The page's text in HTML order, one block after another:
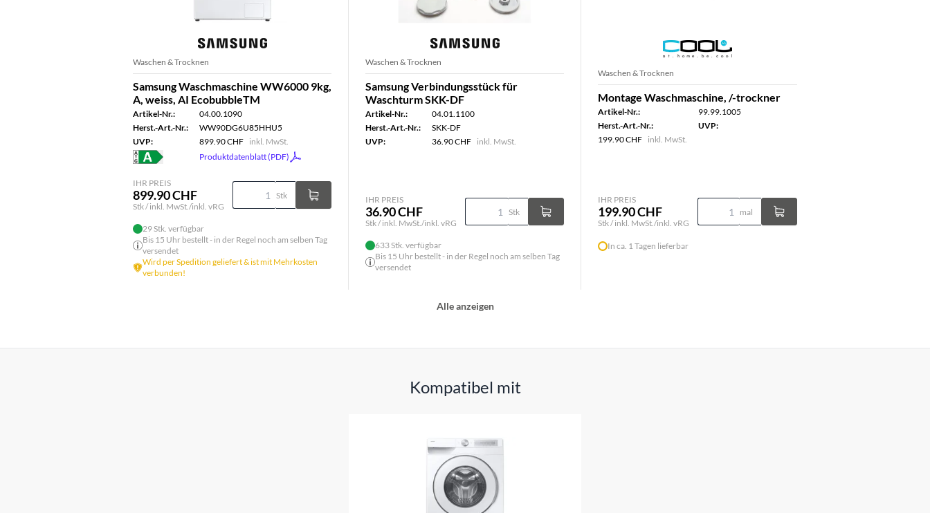
Waschen & Trocknen
Samsung Waschmaschine WW6000 9kg,
A, weiss, AI EcobubbleTM
Artikel-Nr.:
04.00.1090
Herst.-Art.-Nr.:
WW90DG6U85HHU5
UVP:
899.90 CHF inkl. MwSt.
Produktdatenblatt (PDF)
IHR PREIS
899.90 CHF
Stk / inkl. MwSt./inkl. vRG
Stk
29 Stk. verfügbar
Bis 15 Uhr bestellt - in der Regel noch am selben Tag
versendet
Wird per Spedition geliefert & ist mit Mehrkosten
verbunden!
Waschen & Trocknen
Samsung Verbindungsstück für
Waschturm SKK-DF
Artikel-Nr.:
04.01.1100
Herst.-Art.-Nr.:
SKK-DF
UVP:
36.90 CHF inkl. MwSt.
IHR PREIS
36.90 CHF
Stk / inkl. MwSt./inkl. vRG
Stk
633 Stk. verfügbar
Bis 15 Uhr bestellt - in der Regel noch am selben Tag
versendet
Waschen & Trocknen
Montage Waschmaschine, /-trockner
Artikel-Nr.:
99.99.1005
Herst.-Art.-Nr.:
UVP:
199.90 CHF inkl. MwSt.
IHR PREIS
199.90 CHF
Stk / inkl. MwSt./inkl. vRG
mal
In ca. 1 Tagen lieferbar
Alle anzeigen
Kompatibel mit